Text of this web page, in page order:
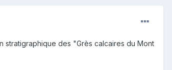
stratigraphique des "Grès calcaires du Mont